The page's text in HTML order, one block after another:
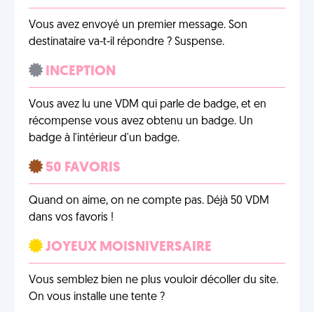
Vous avez envoyé un premier message. Son
destinataire va-t-il répondre ? Suspense.
INCEPTION
Vous avez lu une VDM qui parle de badge, et en
récompense vous avez obtenu un badge. Un
badge à l'intérieur d'un badge.
50 FAVORIS
Quand on aime, on ne compte pas. Déjà 50 VDM
dans vos favoris !
JOYEUX MOISNIVERSAIRE
Vous semblez bien ne plus vouloir décoller du site.
On vous installe une tente ?